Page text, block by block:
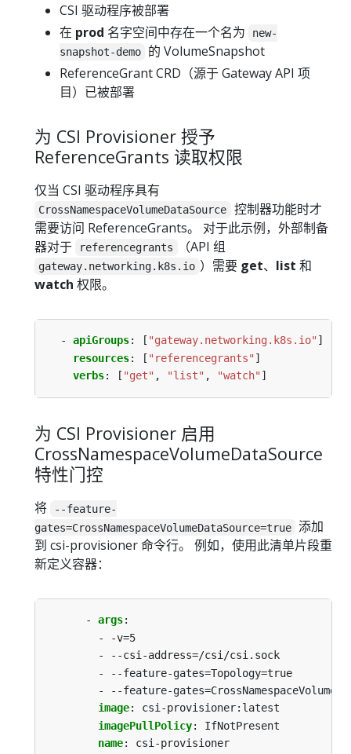
CSI 驱动程序被部署
在 prod 名字空间中存在一个名为
new-
snapshot-demo
的 VolumeSnapshot
ReferenceGrant CRD（源于 Gateway API 项
目）已被部署
为 CSI Provisioner 授予
ReferenceGrants 读取权限
仅当 CSI 驱动程序具有
CrossNamespaceVolumeDataSource
控制器功能时才
需要访问 ReferenceGrants。 对于此示例，外部制备
器对于
referencegrants （API 组
gateway.networking.k8s.io ）需要 get、 list 和
watch 权限。
- apiGroups: [ "gateway.networking.k8s.io" ]
resources: [ "referencegrants" ]
verbs: [ "get" , "list" , "watch" ]
为 CSI Provisioner 启用
CrossNamespaceVolumeDataSource
特性门控
将
--feature-
gates=CrossNamespaceVolumeDataSource=true 添加
到 csi-provisioner 命令行。 例如，使用此清单片段重
新定义容器：
- args:
- -v=5
- --csi-address=/csi/csi.sock
- --feature-gates=Topology=true
- --feature-
image:
csi-provisioner:latest
imagePullPolicy:
IfNotPresent
name: csi-provisioner